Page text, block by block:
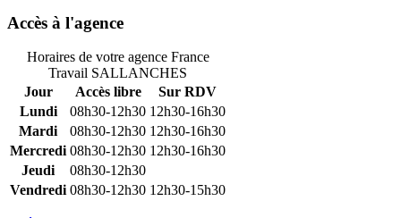
Accès à l'agence
Horaires de votre agence France
Travail SALLANCHES
Jour
Accès libre
Sur RDV
Lundi
08h30-12h30 12h30-16h30
Mardi
08h30-12h30 12h30-16h30
Mercredi 08h30-12h30 12h30-16h30
Jeudi
08h30-12h30
Vendredi 08h30-12h30 12h30-15h30